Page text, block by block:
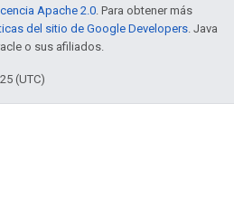
Apache 2.0 . Para obtener más
del sitio de Google Developers . Java
o sus afiliados.
(UTC)